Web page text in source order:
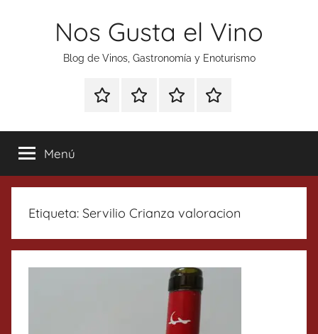
Nos Gusta el Vino
Blog de Vinos, Gastronomía y Enoturismo
Especial
Tonics
Enoturismo
Gastronomía
RankingContacto
Menú
Etiqueta: Servilio Crianza valoracion